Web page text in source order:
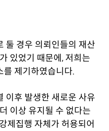
둘 경우 의뢰인들의 재산
있었기 때문에, 저희는
를 제기하였습니다.
이후 발생한 새로운 사유
이상 유지될 수 없다는
제집행 자체가 허용되어